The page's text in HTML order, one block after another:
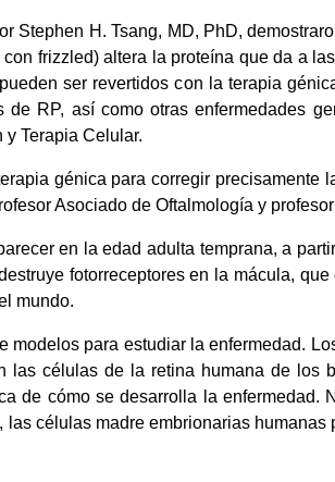
Stephen H. Tsang, MD, PhD,
frizzled) altera la proteína que da a
ser revertidos con la terapia
RP, así como otras enfermedades
Terapia Celular.
génica para corregir precisamente
Asociado de Oftalmología y
en la edad adulta temprana, a
fotorreceptores en la mácula,
mundo.
para estudiar la enfermedad.
células de la retina humana de los
de cómo se desarrolla la enfermedad.
células madre embrionarias